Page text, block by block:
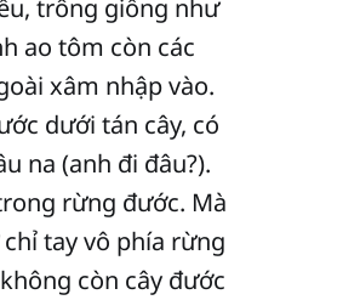
trông giống như
ao tôm còn các
xâm nhập vào.
dưới tán cây, có
na (anh đi đâu?).
rừng đước. Mà
tay vô phía rừng
còn cây đước